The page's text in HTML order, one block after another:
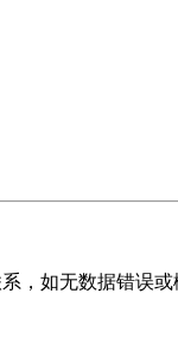
如无数据错误或